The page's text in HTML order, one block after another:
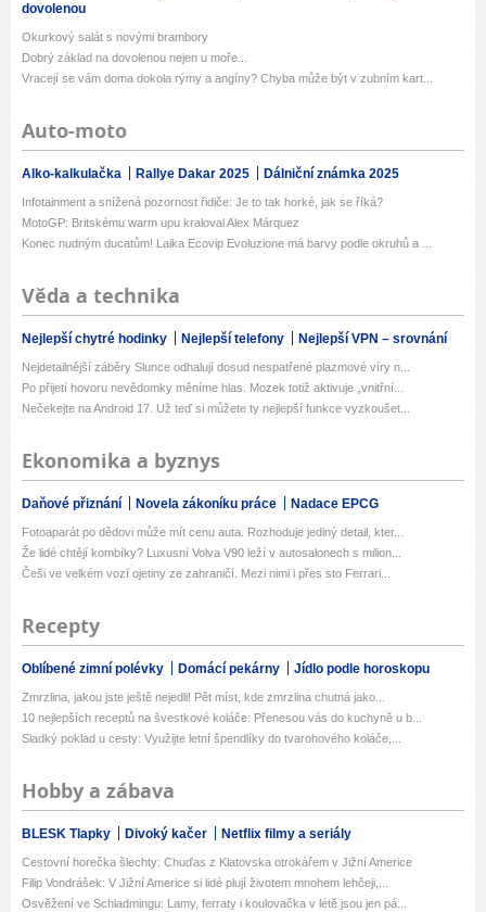
dovolenou
Okurkový salát s novými brambory
Dobrý základ na dovolenou nejen u moře...
Vracejí se vám doma dokola rýmy a angíny? Chyba může být v zubním kart...
Auto-moto
Alko-kalkulačka Rallye Dakar 2025 Dálniční známka 2025
Infotainment a snížená pozornost řidiče: Je to tak horké, jak se říká?
MotoGP: Britskému warm upu kraloval Alex Márquez
Konec nudným ducatům! Laika Ecovip Evoluzione má barvy podle okruhů a ...
Věda a technika
Nejlepší chytré hodinky Nejlepší telefony Nejlepší VPN – srovnání
Nejdetailnější záběry Slunce odhalují dosud nespatřené plazmové víry n...
Po přijetí hovoru nevědomky měníme hlas. Mozek totiž aktivuje „vnitřní...
Nečekejte na Android 17. Už teď si můžete ty nejlepší funkce vyzkoušet...
Ekonomika a byznys
Daňové přiznání Novela zákoníku práce Nadace EPCG
Fotoaparát po dědovi může mít cenu auta. Rozhoduje jediný detail, kter...
Že lidé chtějí kombíky? Luxusní Volva V90 leží v autosalonech s milion...
Češi ve velkém vozí ojetiny ze zahraničí. Mezi nimi i přes sto Ferrari...
Recepty
Oblíbené zimní polévky Domácí pekárny Jídlo podle horoskopu
Zmrzlina, jakou jste ještě nejedli! Pět míst, kde zmrzlina chutná jako...
10 nejlepších receptů na švestkové koláče: Přenesou vás do kuchyně u b...
Sladký poklad u cesty: Využijte letní špendlíky do tvarohového koláče,...
Hobby a zábava
BLESK Tlapky Divoký kačer Netflix filmy a seriály
Cestovní horečka šlechty: Chuďas z Klatovska otrokářem v Jižní Americe
Filip Vondrášek: V Jižní Americe si lidé plují životem mnohem lehčeji,...
Osvěžení ve Schladmingu: Lamy, ferraty i koulovačka v létě jsou jen pá...